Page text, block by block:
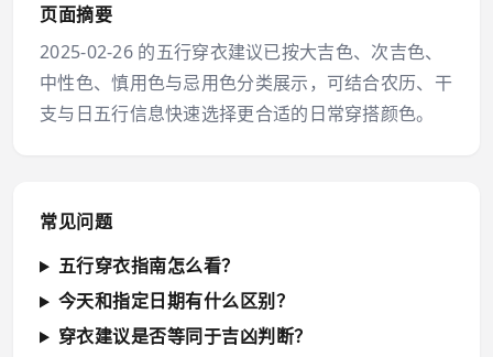
页面摘要
2025-02-26 的五行穿衣建议已按大吉色、次吉色、
中性色、慎用色与忌用色分类展示，可结合农历、干
支与日五行信息快速选择更合适的日常穿搭颜色。
常见问题
五行穿衣指南怎么看？
今天和指定日期有什么区别？
穿衣建议是否等同于吉凶判断？